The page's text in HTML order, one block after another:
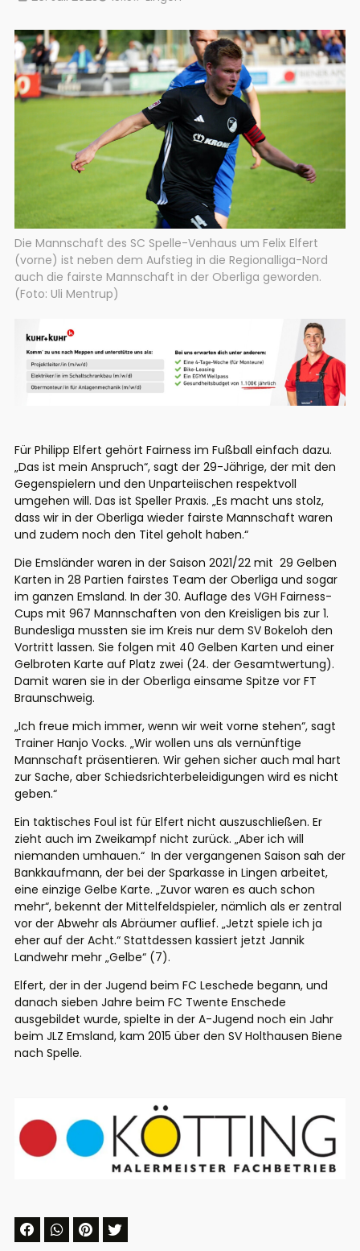
Die Mannschaft des SC Spelle-Venhaus um Felix Elfert
(vorne) ist neben dem Aufstieg in die Regionalliga-Nord
auch die fairste Mannschaft in der Oberliga geworden.
(Foto: Uli Mentrup)
Für Philipp Elfert gehört Fairness im Fußball einfach dazu.
„Das ist mein Anspruch“, sagt der 29-Jährige, der mit den
Gegenspielern und den Unparteiischen respektvoll
umgehen will. Das ist Speller Praxis. „Es macht uns stolz,
dass wir in der Oberliga wieder fairste Mannschaft waren
und zudem noch den Titel geholt haben.“
Die Emsländer waren in der Saison 2021/22 mit 29 Gelben
Karten in 28 Partien fairstes Team der Oberliga und sogar
im ganzen Emsland. In der 30. Auflage des VGH Fairness-
Cups mit 967 Mannschaften von den Kreisligen bis zur 1.
Bundesliga mussten sie im Kreis nur dem SV Bokeloh den
Vortritt lassen. Sie folgen mit 40 Gelben Karten und einer
Gelbroten Karte auf Platz zwei (24. der Gesamtwertung).
Damit waren sie in der Oberliga einsame Spitze vor FT
Braunschweig.
„Ich freue mich immer, wenn wir weit vorne stehen“, sagt
Trainer Hanjo Vocks. „Wir wollen uns als vernünftige
Mannschaft präsentieren. Wir gehen sicher auch mal hart
zur Sache, aber Schiedsrichterbeleidigungen wird es nicht
geben.“
Ein taktisches Foul ist für Elfert nicht auszuschließen. Er
zieht auch im Zweikampf nicht zurück. „Aber ich will
niemanden umhauen.“ In der vergangenen Saison sah der
Bankkaufmann, der bei der Sparkasse in Lingen arbeitet,
eine einzige Gelbe Karte. „Zuvor waren es auch schon
mehr“, bekennt der Mittelfeldspieler, nämlich als er zentral
vor der Abwehr als Abräumer auflief. „Jetzt spiele ich ja
eher auf der Acht.“ Stattdessen kassiert jetzt Jannik
Landwehr mehr „Gelbe“ (7).
Elfert, der in der Jugend beim FC Leschede begann, und
danach sieben Jahre beim FC Twente Enschede
ausgebildet wurde, spielte in der A-Jugend noch ein Jahr
beim JLZ Emsland, kam 2015 über den SV Holthausen Biene
nach Spelle.